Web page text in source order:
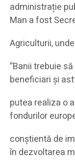
administrație
Man a fost
Agriculturii,
”Banii trebuie
beneficiari și
putea realiza o
fondurilor
conștientă de
în dezvoltarea